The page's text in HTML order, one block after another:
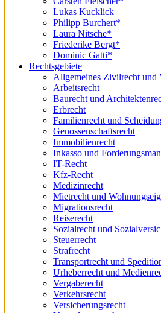
Lukas Kucklick
Philipp Burchert*
Laura Nitsche*
Friederike Bergt*
Dominic Gatti*
Rechtsgebiete
Allgemeines Zivilrecht und
Arbeitsrecht
Baurecht und
Erbrecht
Familienrecht und
Genossenschaftsrecht
Immobilienrecht
Inkasso und
IT-Recht
Kfz-Recht
Medizinrecht
Mietrecht und
Migrationsrecht
Reiserecht
Sozialrecht und
Steuerrecht
Strafrecht
Transportrecht und
Urheberrecht und
Vergaberecht
Verkehrsrecht
Versicherungsrecht